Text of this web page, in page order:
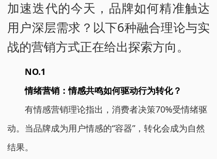
加速迭代的今天，品牌如何精准触达
用户深层需求？以下6种融合理论与实
战的营销方式正在给出探索方向。
NO.1
情绪营销：情感共鸣如何驱动行为转化？
有情感营销理论指出，消费者决策70%受情绪驱
动。当品牌成为用户情感的“容器”，转化会成为自然
结果。